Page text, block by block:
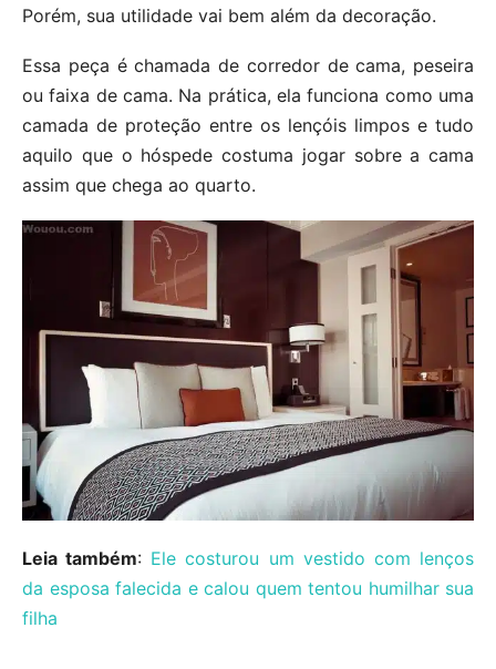
Porém, sua utilidade vai bem além da decoração.
Essa peça é chamada de corredor de cama, peseira
ou faixa de cama. Na prática, ela funciona como uma
camada de proteção entre os lençóis limpos e tudo
aquilo que o hóspede costuma jogar sobre a cama
assim que chega ao quarto.
Leia também: Ele costurou um vestido com lenços
da esposa falecida e calou quem tentou humilhar sua
filha